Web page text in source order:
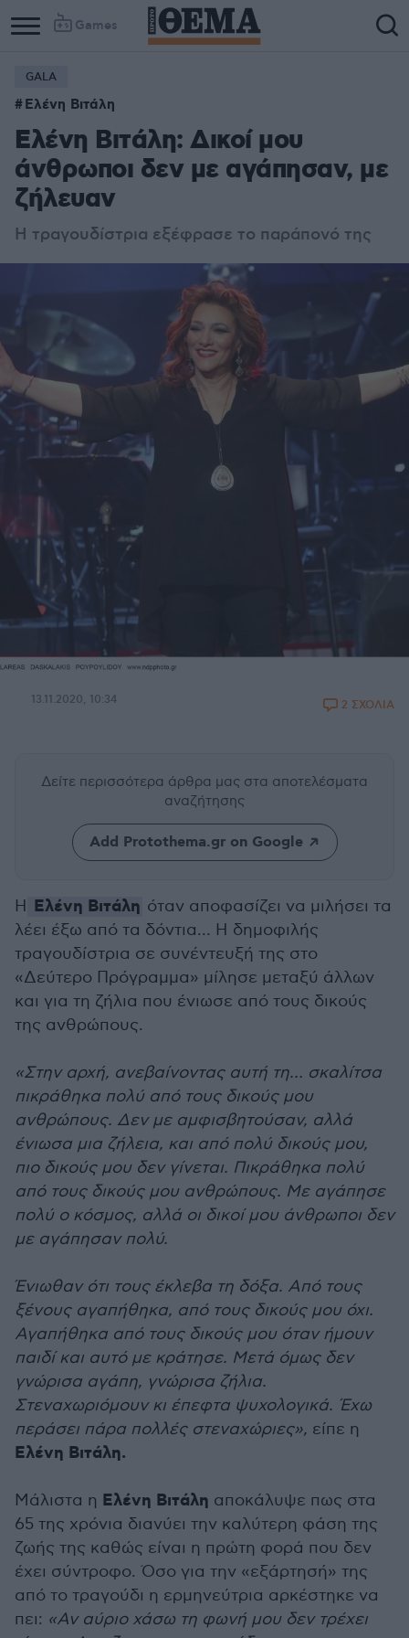
Games
GALA
Ελένη Βιτάλη
Ελένη Βιτάλη: Δικοί μου
άνθρωποι δεν με αγάπησαν, με
ζήλευαν
Η τραγουδίστρια εξέφρασε το παράπονό της
13.11.2020, 10:34 2 ΣΧΟΛΙΑ
Δείτε περισσότερα άρθρα μας στα αποτελέσματα
αναζήτησης
Add Protothema.gr on Google
Η Ελένη Βιτάλη όταν αποφασίζει να μιλήσει τα
λέει έξω από τα δόντια… Η δημοφιλής
τραγουδίστρια σε συνέντευξή της στο
«Δεύτερο Πρόγραμμα» μίλησε μεταξύ άλλων
και για τη ζήλια που ένιωσε από τους δικούς
της ανθρώπους.
«Στην αρχή, ανεβαίνοντας αυτή τη… σκαλίτσα
πικράθηκα πολύ από τους δικούς μου
ανθρώπους. Δεν με αμφισβητούσαν, αλλά
ένιωσα μια ζήλεια, και από πολύ δικούς μου,
πιο δικούς μου δεν γίνεται. Πικράθηκα πολύ
από τους δικούς μου ανθρώπους. Με αγάπησε
πολύ ο κόσμος, αλλά οι δικοί μου άνθρωποι δεν
με αγάπησαν πολύ.
Ένιωθαν ότι τους έκλεβα τη δόξα. Από τους
ξένους αγαπήθηκα, από τους δικούς μου όχι.
Αγαπήθηκα από τους δικούς μου όταν ήμουν
παιδί και αυτό με κράτησε. Μετά όμως δεν
γνώρισα αγάπη, γνώρισα ζήλια.
Στεναχωριόμουν κι έπεφτα ψυχολογικά. Έχω
περάσει πάρα πολλές στεναχώριες», είπε η
Ελένη Βιτάλη.
Μάλιστα η Ελένη Βιτάλη αποκάλυψε πως στα
65 της χρόνια διανύει την καλύτερη φάση της
ζωής της καθώς είναι η πρώτη φορά που δεν
έχει σύντροφο. Όσο για την «εξάρτησή» της
από το τραγούδι η ερμηνεύτρια αρκέστηκε να
πει: «Αν αύριο χάσω τη φωνή μου δεν τρέχει